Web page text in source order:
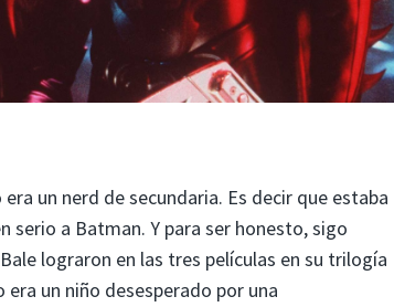
un nerd de secundaria. Es decir que estaba
serio a Batman. Y para ser honesto, sigo
lograron en las tres películas en su trilogía
era un niño desesperado por una